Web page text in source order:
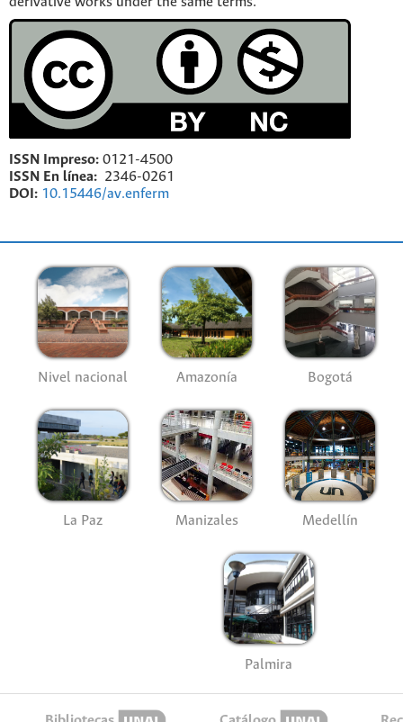
ISSN Impreso: 0121-4500
ISSN En línea: 2346-0261
DOI: 10.15446/av.enferm
Nivel nacional Amazonía Bogotá
La Paz Manizales Medellín
Palmira